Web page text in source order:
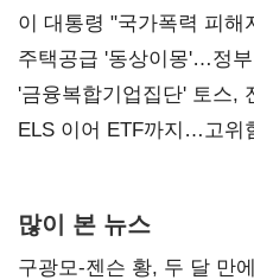
총선 지휘 못해"
이 대통령 "국가폭력 피
진실 밝혀야"
주택공급 '동상이몽'…정
'금융복합기업집단' 토스,
ELS 이어 ETF까지…고위
많이 본 뉴스
구광모-젠슨 황, 두 달 만